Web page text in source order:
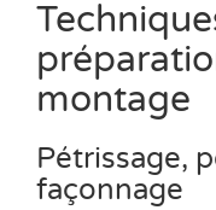
montage
Pétrissage,
façonnage